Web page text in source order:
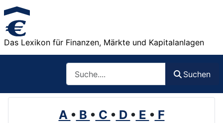
Das Lexikon für Finanzen, Märkte und Kapitalanlagen
Suchen
A • B • C • D • E • F